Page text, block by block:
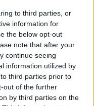
to third parties, or
information for
the below opt-out
note that after your
continue seeing
information utilized by
third parties prior to
out of the further
by third parties on the
Económicos
España